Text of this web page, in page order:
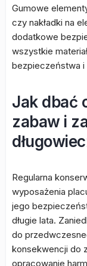
Gumowe
czy nakładki na
dodatkowe
wszystkie
bezpieczeństwa i
Jak dbać
zabaw i
Regularna
wyposażenia
jego
długie lata.
do
konsekwencji do
opracowanie